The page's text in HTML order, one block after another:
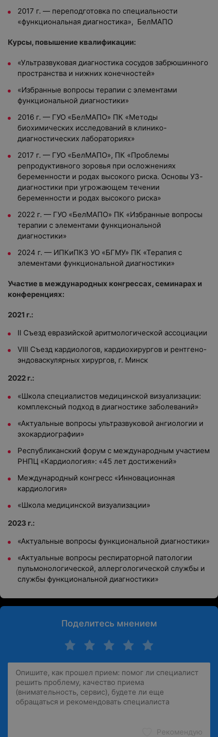
2017 г. — переподготовка по специальности
«функциональная диагностика», БелМАПО
Курсы, повышение квалификации:
«Ультразвуковая диагностика сосудов забрюшинного
пространства и нижних конечностей»
«Избранные вопросы терапии с элементами
функциональной диагностики»
2016 г. — ГУО «БелМАПО» ПК «Методы
биохимических исследований в клинико-
диагностических лабораториях»
2017 г. — ГУО «БелМАПО», ПК «Проблемы
репродуктивного зоровья при осложнениях
беременности и родах высокого риска. Основы УЗ-
диагностики при угрожающем течении
беременности и родах высокого риска»
2022 г. — ГУО «БелМАПО» ПК «Избранные вопросы
терапии с элементами функциональной
диагностики»
2024 г. — ИПКиПКЗ УО «БГМУ» ПК «Терапия с
элементами функциональной диагностики»
Участие в международных конгрессах, семинарах и
конференциях:
2021 г.:
Ⅱ Съезд евразийской аритмологической ассоциации
ⅥⅠⅠ Съезд кардиологов, кардиохирургов и рентгено-
эндоваскулярных хирургов, г. Минск
2022 г.:
«Школа специалистов медицинской визуализации:
комплексный подход в диагностике заболеваний»
«Актуальные вопросы ультразвуковой ангиологии и
эхокардиографии»
Республиканский форум с международным участием
РНПЦ «Кардиология»: «45 лет достижений»
Международный конгресс «Инновационная
кардиология»
«Школа медицинской визуализации»
2023 г.:
«Актуальные вопросы функциональной диагностики»
«Актуальные вопросы респираторной патологии
пульмонологической, аллергологической службы и
службы функциональной диагностики»
Поделитесь мнением
Рекомендую